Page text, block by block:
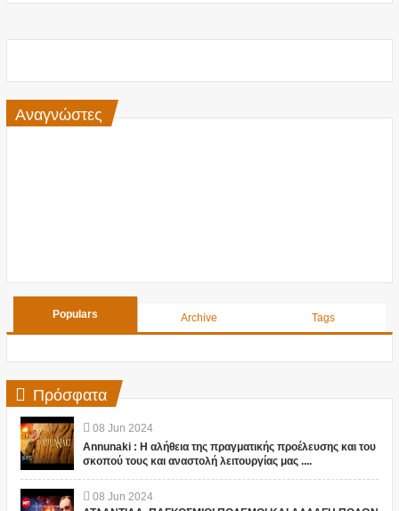
Αναγνώστες
Populars Archive Tags
Πρόσφατα
08 Jun 2024
Annunaki : Η αλήθεια της πραγματικής προέλευσης και του
σκοπού τους και αναστολή λειτουργίας μας ....
08 Jun 2024